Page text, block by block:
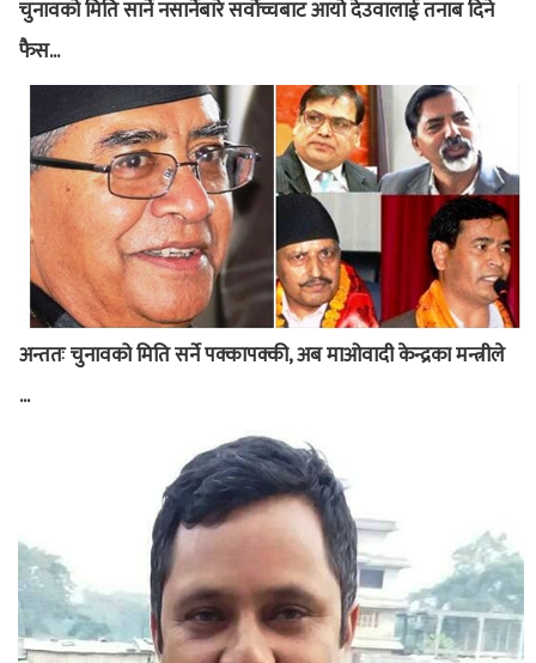
चुनावको मिति सार्ने नसार्नेबारे सर्वोच्चबाट आयो देउवालाई तनाब दिने
फैस...
अन्ततः चुनावको मिति सर्ने पक्कापक्की, अब माओवादी केन्द्रका मन्त्रीले
...